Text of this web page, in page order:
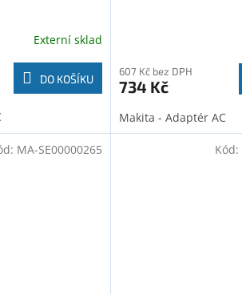
Externí sklad
DO KOŠÍKU
607 Kč bez DPH
734 Kč
Makita - Adaptér AC
MA-SE00000265 Kód: